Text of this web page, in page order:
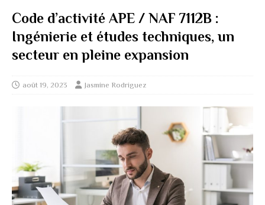
Code d’activité APE / NAF 7112B :
Ingénierie et études techniques, un
secteur en pleine expansion
août 19, 2023 Jasmine Rodriguez